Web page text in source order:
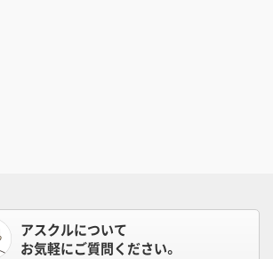
アスクルについて
お気軽にご質問ください。